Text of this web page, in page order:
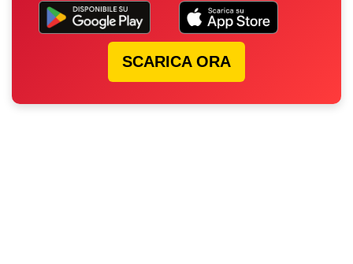
SCARICA ORA